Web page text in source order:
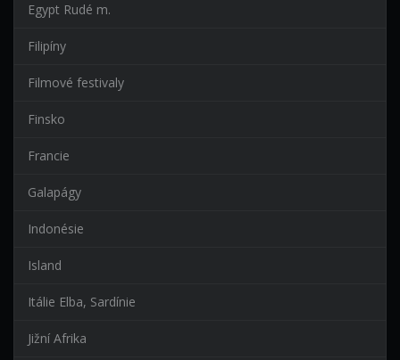
Egypt Rudé m.
Filipíny
Filmové festivaly
Finsko
Francie
Galapágy
Indonésie
Island
Itálie Elba, Sardínie
Jižní Afrika